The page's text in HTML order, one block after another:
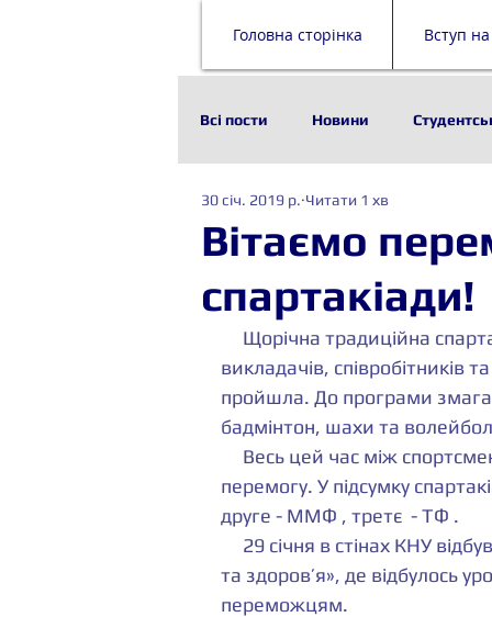
Головна сторінка Вступ
Всі пости Новини
Наука Історія
Стейкхолдери
Вітаємо
спартакіади!
30 січ. 2019 р. Читати 1 хв
викладачів, співробітників
пройшла. До програми
бадмінтон, шахи та
перемогу. У підсумку
друге - ММФ , третє  - ТФ .
та здоров’я», де відбулось
переможцям.